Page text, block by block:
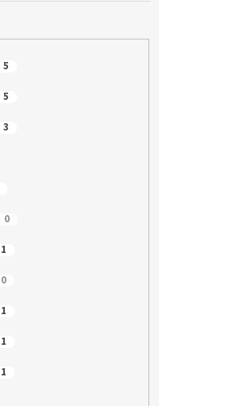
5
5
3
0
1
0
1
1
1